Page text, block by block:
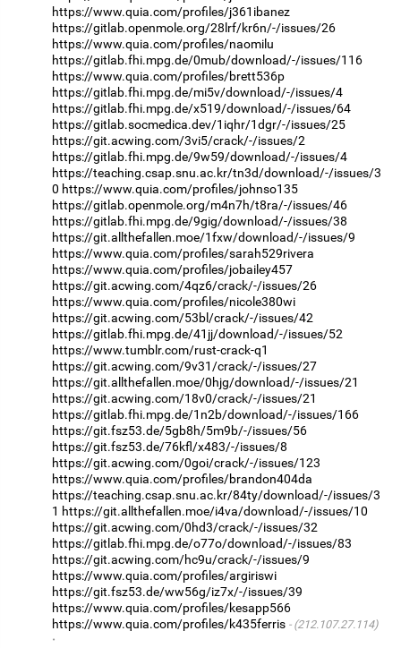
https://www.quia.com/profiles/j361ibanez
https://gitlab.openmole.org/28lrf/kr6n/-/issues/26
https://www.quia.com/profiles/naomilu
https://gitlab.fhi.mpg.de/0mub/download/-/issues/116
https://www.quia.com/profiles/brett536p
https://gitlab.fhi.mpg.de/mi5v/download/-/issues/4
https://gitlab.fhi.mpg.de/x519/download/-/issues/64
https://gitlab.socmedica.dev/1iqhr/1dgr/-/issues/25
https://git.acwing.com/3vi5/crack/-/issues/2
https://gitlab.fhi.mpg.de/9w59/download/-/issues/4
https://teaching.csap.snu.ac.kr/tn3d/download/-/issues/3
0 https://www.quia.com/profiles/johnso135
https://gitlab.openmole.org/m4n7h/t8ra/-/issues/46
https://gitlab.fhi.mpg.de/9gig/download/-/issues/38
https://git.allthefallen.moe/1fxw/download/-/issues/9
https://www.quia.com/profiles/sarah529rivera
https://www.quia.com/profiles/jobailey457
https://git.acwing.com/4qz6/crack/-/issues/26
https://www.quia.com/profiles/nicole380wi
https://git.acwing.com/53bl/crack/-/issues/42
https://gitlab.fhi.mpg.de/41jj/download/-/issues/52
https://www.tumblr.com/rust-crack-q1
https://git.acwing.com/9v31/crack/-/issues/27
https://git.allthefallen.moe/0hjg/download/-/issues/21
https://git.acwing.com/18v0/crack/-/issues/21
https://gitlab.fhi.mpg.de/1n2b/download/-/issues/166
https://git.fsz53.de/5gb8h/5m9b/-/issues/56
https://git.fsz53.de/76kfl/x483/-/issues/8
https://git.acwing.com/0goi/crack/-/issues/123
https://www.quia.com/profiles/brandon404da
https://teaching.csap.snu.ac.kr/84ty/download/-/issues/3
1 https://git.allthefallen.moe/i4va/download/-/issues/10
https://git.acwing.com/0hd3/crack/-/issues/32
https://gitlab.fhi.mpg.de/o77o/download/-/issues/83
https://git.acwing.com/hc9u/crack/-/issues/9
https://www.quia.com/profiles/argiriswi
https://git.fsz53.de/ww56g/iz7x/-/issues/39
https://www.quia.com/profiles/kesapp566
https://www.quia.com/profiles/k435ferris
(212.107.27.114)
·